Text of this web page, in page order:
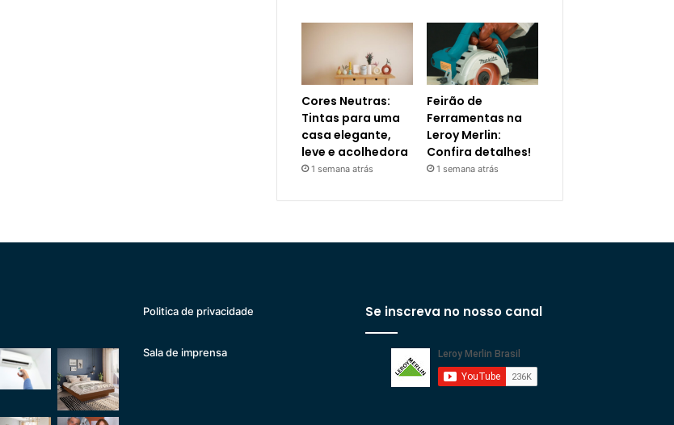
Cores Neutras:
Tintas para uma
casa elegante,
leve e acolhedora
1 semana atrás
Feirão de
Ferramentas na
Leroy Merlin:
Confira detalhes!
1 semana atrás
Politica de privacidade
Sala de imprensa
Se inscreva no nosso canal